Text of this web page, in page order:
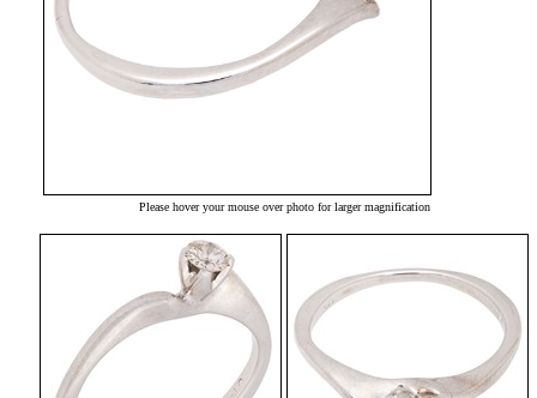
Please hover your mouse over photo for larger magnification